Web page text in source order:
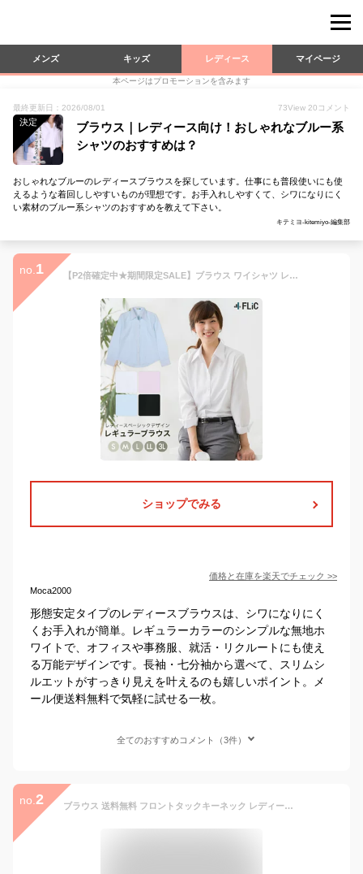
メンズ キッズ レディース マイページ
本ページはプロモーションを含みます
最終更新日：2026/08/01 73View 20 コメント
決定
ブラウス｜レディース向け！おしゃれなブルー系
シャツのおすすめは？
おしゃれなブルーのレディースブラウスを探しています。仕事にも普段使いにも使
えるような着回ししやすいものが理想です。お手入れしやすくて、シワになりにく
い素材のブルー系シャツのおすすめを教えて下さい。
キテミヨ-kitemiyo-編集部
no. 1 【P2倍確定中★期間限定SALE】ブラウス ワイシャツ レディース 長袖 七分袖 レギュラーカラー オフィス ビジネス フォーマル シャツ 形態安定 事務服 制服 就活 リクルート 無地 ホワイト スリム la-01【メール便送料無料】
ショップでみる
価格と在庫を楽天でチェック >>
Moca2000
形態安定タイプのレディースブラウスは、シワになりにく
くお手入れが簡単。レギュラーカラーのシンプルな無地ホ
ワイトで、オフィスや事務服、就活・リクルートにも使え
る万能デザインです。長袖・七分袖から選べて、スリムシ
ルエットがすっきり見えを叶えるのも嬉しいポイント。メ
ール便送料無料で気軽に試せる一枚。
全てのおすすめコメント（3件）
no. 2 ブラウス 送料無料 フロントタックキーネック レディース 春 夏 M L ホワイト ネイビー グレー ブルーグリーン blouse 通勤 きれいめ フォーマル オフィス ≪ゆうメール便配送10・代引不可≫